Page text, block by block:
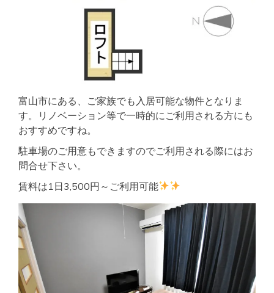
富山市にある、ご家族でも入居可能な物件となりま
す。リノベーション等で一時的にご利用される方にも
おすすめですね。
駐車場のご用意もできますのでご利用される際にはお
問合せ下さい。
賃料は1日3,500円～ご利用可能